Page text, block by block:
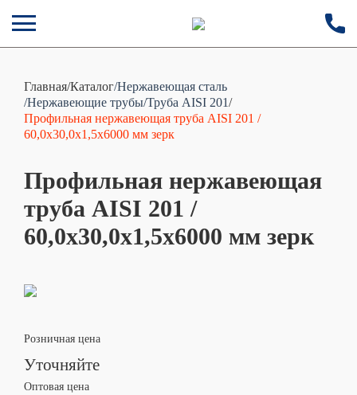
Главная/Каталог/Нержавеющая сталь
/Нержавеющие трубы/Труба AISI 201/
Профильная нержавеющая труба AISI 201 /
60,0х30,0х1,5х6000 мм зерк
Профильная нержавеющая
труба AISI 201 /
60,0х30,0х1,5х6000 мм зерк
Розничная цена
Уточняйте
Оптовая цена